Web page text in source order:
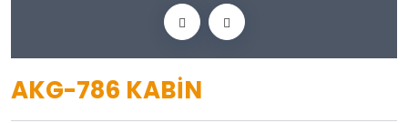
AKG-786 KABİN